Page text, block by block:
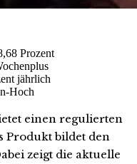
Prozent
jährlich
Hoch
einen regulierten
Produkt bildet den
zeigt die aktuelle